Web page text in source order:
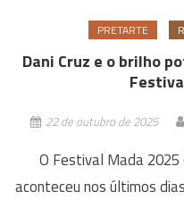
PRETARTE
Dani Cruz e o brilho
22 de outubro de 2025
O Festival Mada
aconteceu nos últimos